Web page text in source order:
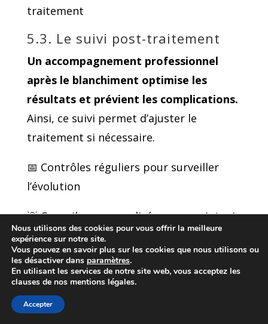
traitement
5.3. Le suivi post-traitement
Un accompagnement professionnel
après le blanchiment optimise les
résultats et prévient les complications.
Ainsi, ce suivi permet d’ajuster le
traitement si nécessaire.
📅 Contrôles réguliers pour surveiller
l’évolution
💡 Conseils personnalisés pour maintenir
les résultats
🛡️ Protocole d’entretien adapté à votre
situation
🆘 Support technique en cas de
Nous utilisons des cookies pour vous offrir la meilleure
expérience sur notre site.
Vous pouvez en savoir plus sur les cookies que nous utilisons ou
les désactiver dans paramètres.
En utilisant les services de notre site web, vous acceptez les
clauses de nos mentions légales.
Accepter